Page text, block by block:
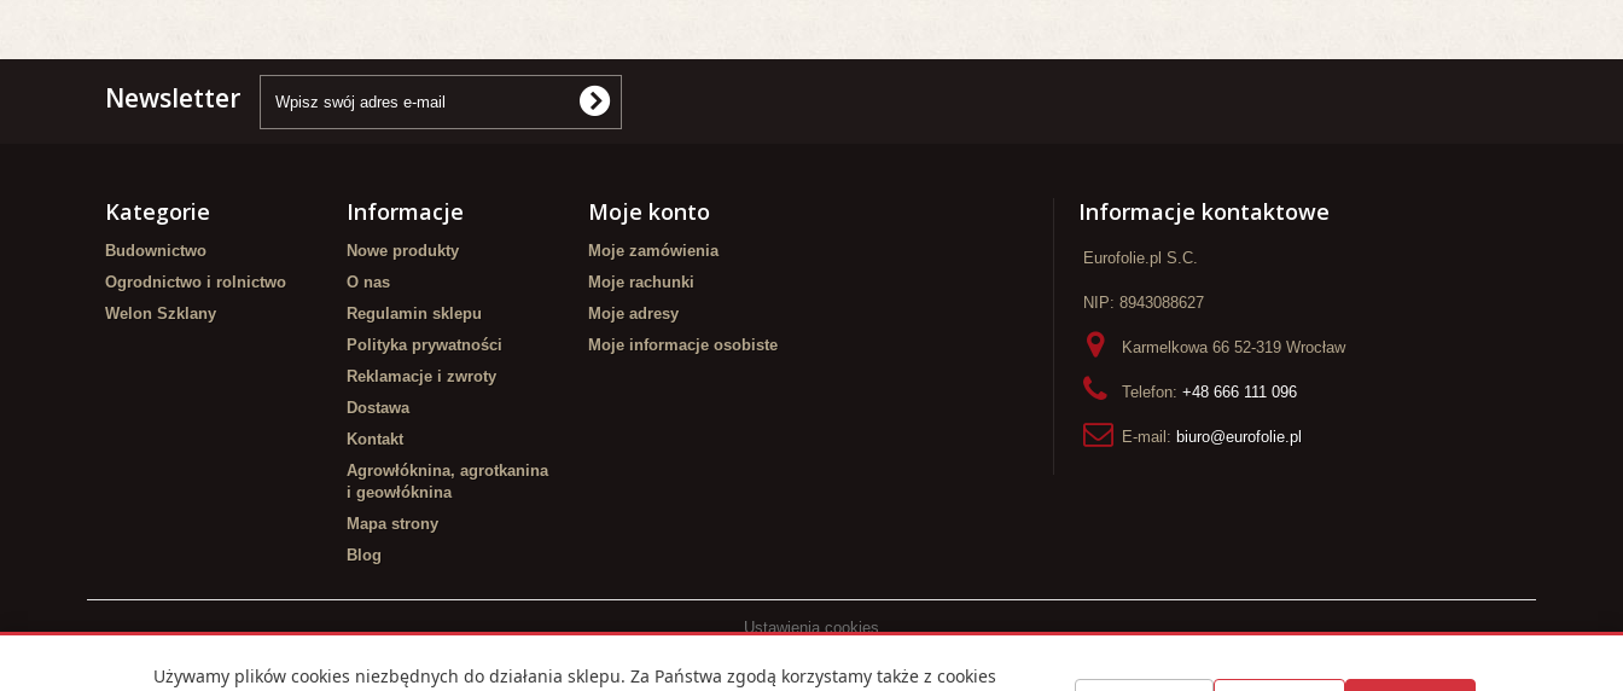
Newsletter
Kategorie
Budownictwo
Ogrodnictwo i rolnictwo
Welon Szklany
Informacje
Nowe produkty
O nas
Regulamin sklepu
Polityka prywatności
Reklamacje i zwroty
Dostawa
Kontakt
Agrowłóknina, agrotkanina
i geowłóknina
Mapa strony
Blog
Moje konto
Moje zamówienia
Moje rachunki
Moje adresy
Moje informacje osobiste
Informacje kontaktowe
Eurofolie.pl S.C.
NIP: 8943088627
Karmelkowa 66 52-319 Wrocław
Telefon: +48 666 111 096
E-mail: biuro@eurofolie.pl
Ustawienia cookies
Używamy plików cookies niezbędnych do działania sklepu. Za Państwa zgodą korzystamy także z cookies